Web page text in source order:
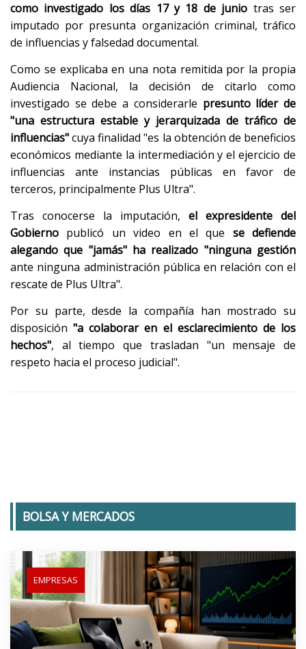
como investigado los días 17 y 18 de junio tras ser
imputado por presunta organización criminal, tráfico
de influencias y falsedad documental.
Como se explicaba en una nota remitida por la propia
Audiencia Nacional, la decisión de citarlo como
investigado se debe a considerarle presunto líder de
"una estructura estable y jerarquizada de tráfico de
influencias"cuya finalidad "es la obtención de beneficios
económicos mediante la intermediación y el ejercicio de
influencias ante instancias públicas en favor de
terceros, principalmente Plus Ultra".
Tras conocerse la imputación, el expresidente del
Gobierno publicó un video en el que se defiende
alegando que "jamás" ha realizado "ninguna gestión
ante ninguna administración pública en relación con el
rescate de Plus Ultra".
Por su parte, desde la compañía han mostrado su
disposición"a colaborar en el esclarecimiento de los
hechos", al tiempo que trasladan "un mensaje de
respeto hacia el proceso judicial".
BOLSA Y MERCADOS
EMPRESAS